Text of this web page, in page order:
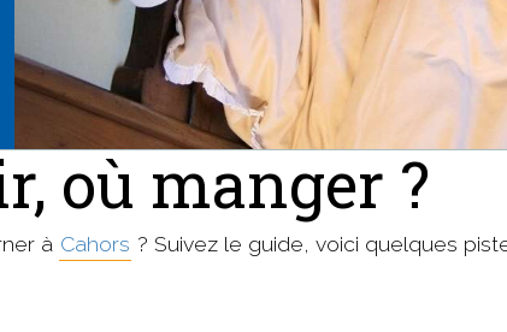
où manger ?
à Cahors ? Suivez le guide, voici quelques